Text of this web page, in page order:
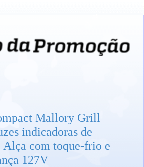
Mallory Grill
indicadoras de
Alça com toque-frio e
127V